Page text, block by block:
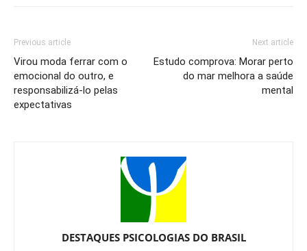
Previous article
Virou moda ferrar com o
emocional do outro, e
responsabilizá-lo pelas
expectativas
Next article
Estudo comprova: Morar perto
do mar melhora a saúde
mental
DESTAQUES PSICOLOGIAS DO BRASIL